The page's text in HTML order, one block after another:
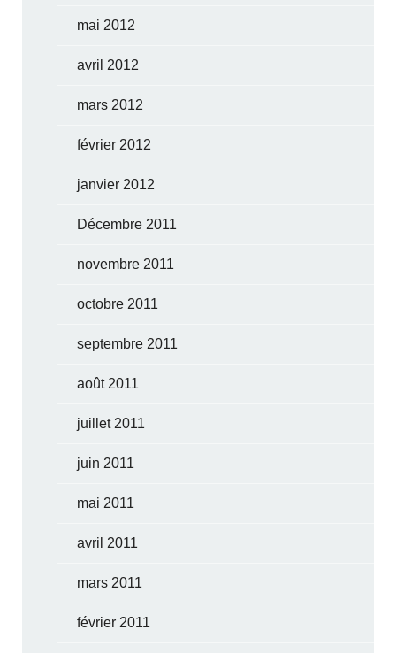
mai 2012
avril 2012
mars 2012
février 2012
janvier 2012
Décembre 2011
novembre 2011
octobre 2011
septembre 2011
août 2011
juillet 2011
juin 2011
mai 2011
avril 2011
mars 2011
février 2011